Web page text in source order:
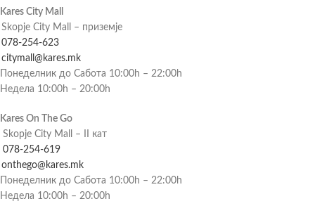
Kares City Mall
Skopje City Mall – приземје
078-254-623
citymall@kares.mk
Понеделник до Сабота 10:00h – 22:00h
Недела 10:00h – 20:00h
Kares On The Go
Skopje City Mall – II кат
078-254-619
onthego@kares.mk
Понеделник до Сабота 10:00h – 22:00h
Недела 10:00h – 20:00h